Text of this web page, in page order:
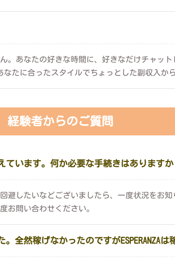
。あなたの好きな時間に、好きなだけチャット
なたに合ったスタイルでちょっとした副収入か
経験者からのご質問
います。何か必要な手続きはありますか
避したいなどございましたら、一度状況をお
お問い合わせください。
全然稼げなかったのですがESPERANZAは